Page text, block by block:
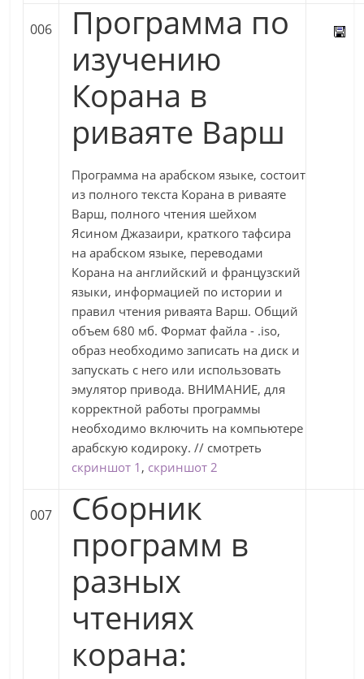
006
Программа по
изучению
Корана в
риваяте Варш
Программа на арабском языке, состоит
из полного текста Корана в риваяте
Варш, полного чтения шейхом
Ясином Джазаири, краткого тафсира
на арабском языке, переводами
Корана на английский и французский
языки, информацией по истории и
правил чтения риваята Варш. Общий
объем 680 мб. Формат файла - .iso,
образ необходимо записать на диск и
запускать с него или использовать
эмулятор привода. ВНИМАНИЕ, для
корректной работы программы
необходимо включить на компьютере
арабскую кодироку. // смотреть
скриншот 1 , скриншот 2
007
Сборник
программ в
разных
чтениях
корана: